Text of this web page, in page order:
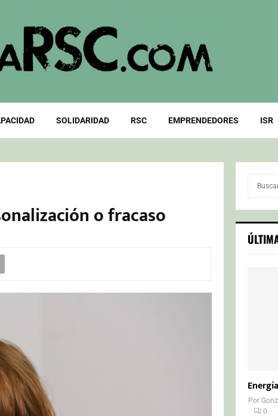
SOLIDARIDAD RSC EMPRENDEDORES ISR
o fracaso
c
h
Por
0